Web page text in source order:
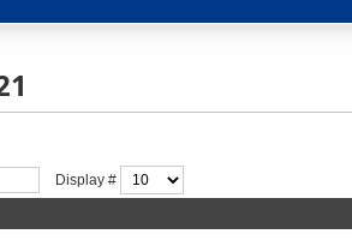
Display #